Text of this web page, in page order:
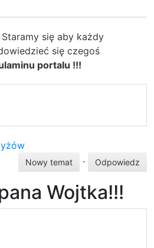
Staramy się aby każdy
się czegoś
portalu !!!
Nowy temat · Odpowiedz
Wojtka!!!